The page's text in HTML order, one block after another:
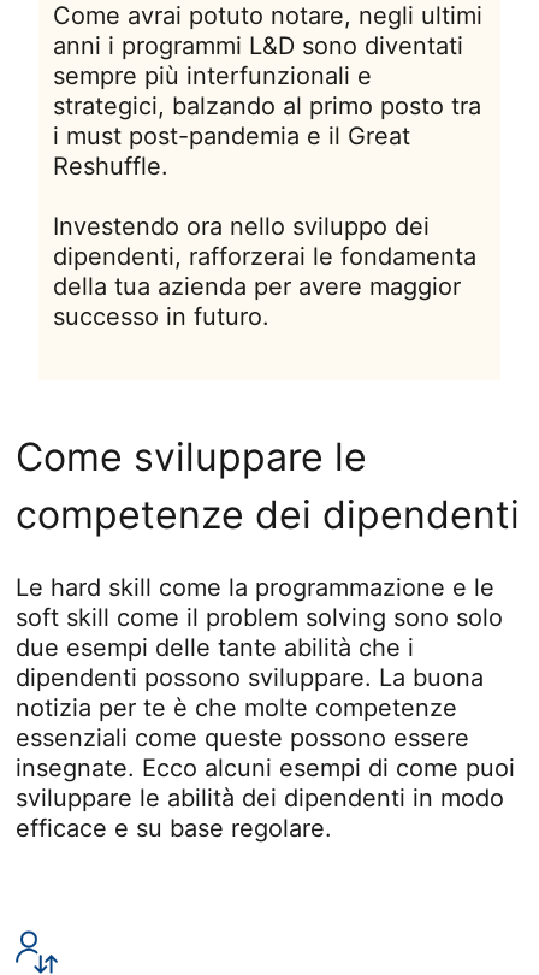
Come avrai potuto notare, negli ultimi
anni i programmi L&D sono diventati
sempre più interfunzionali e
strategici, balzando al primo posto tra
i must post-pandemia e il Great
Reshuffle.
Investendo ora nello sviluppo dei
dipendenti, rafforzerai le fondamenta
della tua azienda per avere maggior
successo in futuro.
Come sviluppare le
competenze dei dipendenti
Le hard skill come la programmazione e le
soft skill come il problem solving sono solo
due esempi delle tante abilità che i
dipendenti possono sviluppare. La buona
notizia per te è che molte competenze
essenziali come queste possono essere
insegnate. Ecco alcuni esempi di come puoi
sviluppare le abilità dei dipendenti in modo
efficace e su base regolare.